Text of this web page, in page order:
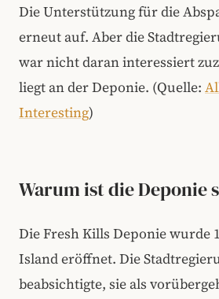
Die Unterstützung für die
erneut auf. Aber die
war nicht daran interessiert
liegt an der Deponie. (Quelle:
Interesting)
Warum ist die Deponie
Die Fresh Kills Deponie wurde
Island eröffnet. Die
beabsichtigte, sie als